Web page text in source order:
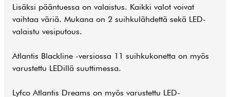
Lisäksi pääntuessa on valaistus. Kaikki valot voivat
vaihtaa väriä. Mukana on 2 suihkulähdettä sekä LED-
valaistu vesiputous.
Atlantis Blackline -versiossa 11 suihkukonetta on myös
varustettu LEDillä suuttimessa.
Lyfco Atlantis Dreams on myös varustettu LED-